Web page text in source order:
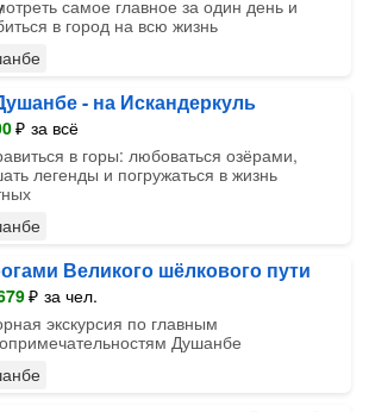
самое главное за один день и
в город на всю жизнь
- на Искандеркуль
₽ за всё
в горы: любоваться озёрами,
легенды и погружаться в жизнь
Великого шёлкового пути
₽ за чел.
экскурсия по главным
Душанбе